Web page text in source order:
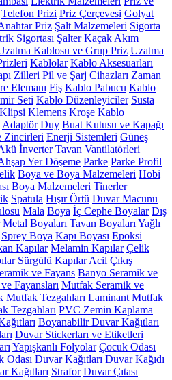
Telefon Prizi Priz Çerçevesi Golyat
Priz Şalt Malzemeleri Sigorta
Sigortası Şalter Kaçak Akım
Kablosu ve Grup Priz Uzatma
Kablolar Kablo Aksesuarları
Zilleri Pil ve Şarj Cihazları Zaman
Elemanı Fiş Kablo Pabucu Kablo
Seti Kablo Düzenleyiciler Susta
Klemens Kroşe Kablo
Adaptör Duy Buat Kutusu ve Kapağı
Zincirleri Enerji Sistemleri Güneş
İnverter Tavan Vantilatörleri
Yer Döşeme Parke Parke Profil
Boya ve Boya Malzemeleri Hobi
Boya Malzemeleri Tinerler
Spatula Hışır Örtü Duvar Macunu
Mala Boya İç Cephe Boyalar Dış
Metal Boyaları Tavan Boyaları Yağlı
Sprey Boya Kapı Boyası Epoksi
Kapılar Melamin Kapılar Çelik
Sürgülü Kapılar Acil Çıkış
ve Fayans Banyo Seramik ve
Fayansları Mutfak Seramik ve
Mutfak Tezgahları Laminant Mutfak
Tezgahları PVC Zemin Kaplama
Boyanabilir Duvar Kağıtları
Duvar Stickerları ve Etiketleri
Yapışkanlı Folyolar Çocuk Odası
Odası Duvar Kağıtları Duvar Kağıdı
Kağıtları Strafor Duvar Çıtası